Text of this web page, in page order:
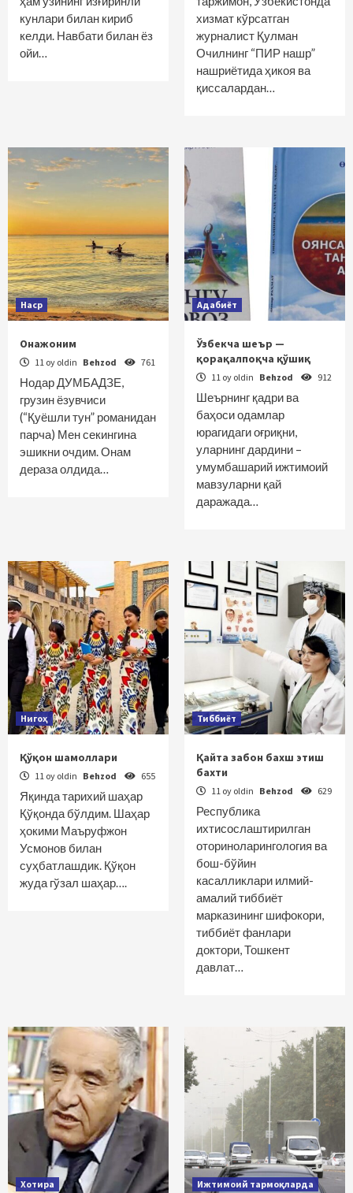
кунлари билан кириб
келди. Навбати билан ёз
ойи…
хизмат кўрсатган
журналист Қулман
Очилнинг “ПИР нашр”
нашриётида ҳикоя ва
қиссалардан…
Наср
Онажоним
11 oy oldin Behzod 761
Нодар ДУМБАДЗЕ,
грузин ёзувчиси
(“Қуёшли тун” романидан
парча) Мен секингина
эшикни очдим. Онам
дераза олдида…
Адабиёт
Ўзбекча шеър —
қорақалпоқча қўшиқ
11 oy oldin Behzod 912
Шеърнинг қадри ва
баҳоси одамлар
юрагидаги оғриқни,
уларнинг дардини –
умумбашарий ижтимоий
мавзуларни қай
даражада…
Нигоҳ
Қўқон шамоллари
11 oy oldin Behzod 655
Яқинда тарихий шаҳар
Қўқонда бўлдим. Шаҳар
ҳокими Маъруфжон
Усмонов билан
суҳбатлашдик. Қўқон
жуда гўзал шаҳар….
Тиббиёт
Қайта забон бахш этиш
бахти
11 oy oldin Behzod 629
Республика
ихтисослаштирилган
оториноларингология ва
бош-бўйин
касалликлари илмий-
амалий тиббиёт
марказининг шифокори,
тиббиёт фанлари
доктори, Тошкент
давлат…
Хотира Ижтимоий тармоқларда